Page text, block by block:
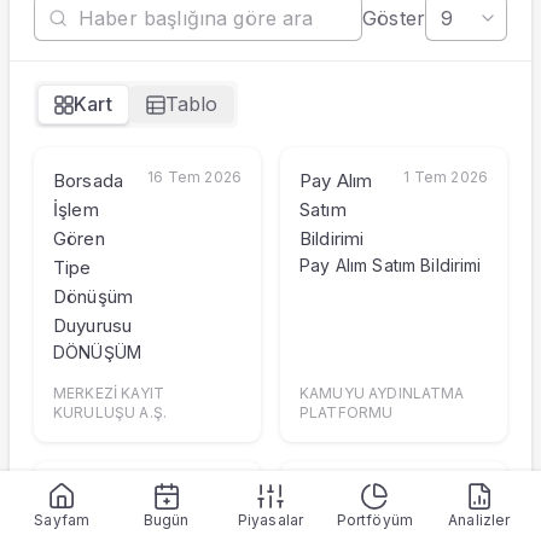
Hisseyi Taşıyan Fonlar
Hesaplamalar
Nakit Akım Tablosu
Şirket Değerleme
Faaliyet Raporları
Yeni İş İlişkileri
Tarihsel Veriler
Sektör Analizi
Sermaye Artırımları
Grafik
Karşılaştır
Göster
Kart Tablo
Borsada
İşlem
Gören
Tipe
Dönüşüm
Duyurusu
16 Tem 2026
DÖNÜŞÜM
MERKEZİ KAYIT
KURULUŞU A.Ş.
Pay Alım
Satım
Bildirimi
1 Tem 2026
Pay Alım Satım Bildirimi
KAMUYU AYDINLATMA
PLATFORMU
Pay Alım
Satım
1 Tem 2026
Pay Alım
Satım
30 Haz 2026
Sayfam
Bugün Piyasalar Portföyüm Analizler